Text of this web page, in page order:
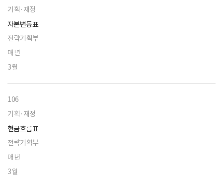
기획·재정
자본변동표
전략기획부
매년
3월
106
기획·재정
현금흐름표
전략기획부
매년
3월